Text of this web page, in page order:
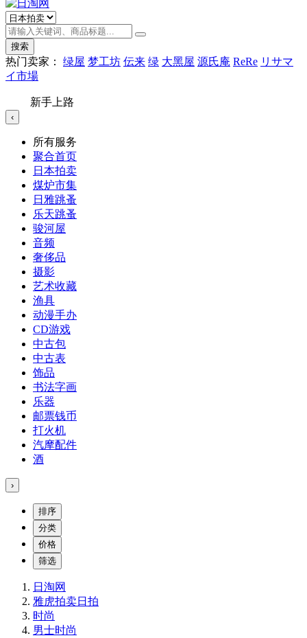
搜索
热门卖家： 绿屋 梦工坊 伝来 绿 大黑屋 源氏庵 ReRe リサマ
イ市場
新手上路
‹
所有服务
聚合首页
日本拍卖
煤炉市集
日雅跳蚤
乐天跳蚤
骏河屋
音频
奢侈品
摄影
艺术收藏
渔具
动漫手办
CD游戏
中古包
中古表
饰品
书法字画
乐器
邮票钱币
打火机
汽摩配件
酒
›
排序
分类
价格
筛选
日淘网
雅虎拍卖日拍
时尚
男士时尚